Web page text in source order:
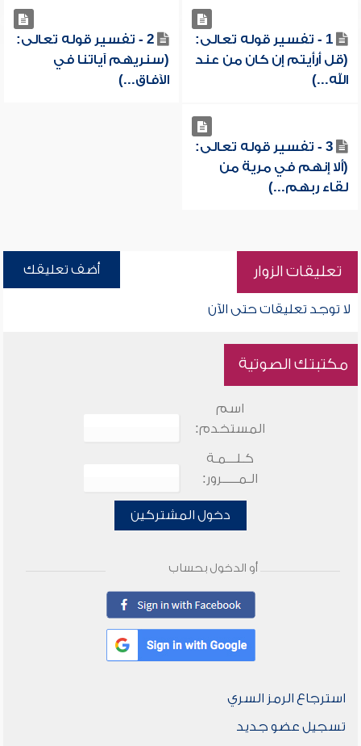
1 - تفسير قوله تعالى:
(قل أرأيتم إن كان من عند
الله...)
2 - تفسير قوله تعالى:
(سنريهم آياتنا في
الآفاق...)
3 - تفسير قوله تعالى:
(ألا إنهم في مرية من
لقاء ربهم...)
تعليقات الزوار أضف تعليقك
لا توجد تعليقات حتى الآن
مكتبتك الصوتية
اسم
المستخدم:
كـلـــمـة
الـمـــــرور:
دخول المشتركين
أو الدخول بحساب
استرجاع الرمز السري
تسجيل عضو جديد